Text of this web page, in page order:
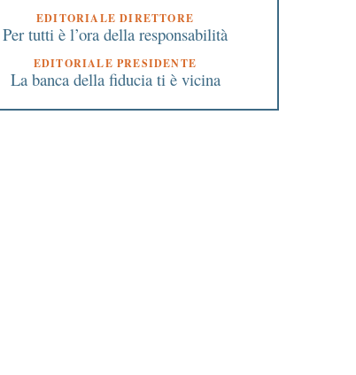
EDITORIALE DIRETTORE
Per tutti è l’ora della responsabilità
EDITORIALE PRESIDENTE
La banca della fiducia ti è vicina